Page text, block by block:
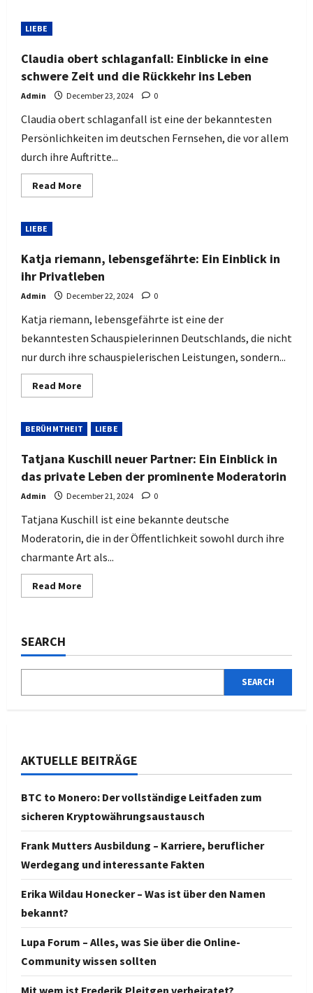
Blick
auf
das
Privatleben
des
Fußball-
LIEBE
Claudia obert schlaganfall: Einblicke in eine
schwere Zeit und die Rückkehr ins Leben
Admin December 23, 2024 0
Claudia obert schlaganfall ist eine der bekanntesten
Persönlichkeiten im deutschen Fernsehen, die vor allem
durch ihre Auftritte...
Read More
more
eine
schwere
Zeit
und
die
ins
Leben
LIEBE
Katja riemann, lebensgefährte: Ein Einblick in
ihr Privatleben
Admin December 22, 2024 0
Katja riemann, lebensgefährte ist eine der
bekanntesten Schauspielerinnen Deutschlands, die nicht
nur durch ihre schauspielerischen Leistungen, sondern...
Read More
more
riemann,
lebensgefährte:
Einblick
in
ihr
Privatleben
BERÜHMTHEIT LIEBE
Tatjana Kuschill neuer Partner: Ein Einblick in
das private Leben der prominente Moderatorin
Admin December 21, 2024 0
Tatjana Kuschill ist eine bekannte deutsche
Moderatorin, die in der Öffentlichkeit sowohl durch ihre
charmante Art als...
Read More
more
Ein
in
private
SEARCH
SEARCH
AKTUELLE BEITRÄGE
BTC to Monero: Der vollständige Leitfaden zum
sicheren Kryptowährungsaustausch
Frank Mutters Ausbildung – Karriere, beruflicher
Werdegang und interessante Fakten
Erika Wildau Honecker – Was ist über den Namen
bekannt?
Lupa Forum – Alles, was Sie über die Online-
Community wissen sollten
Mit wem ist Frederik Pleitgen verheiratet?